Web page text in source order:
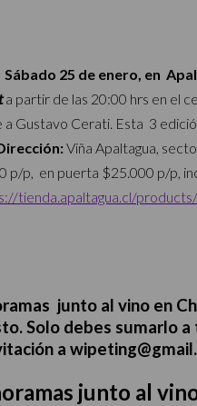
Sábado 25 de enero, en
a partir de las 20:00 hrs en el
Gustavo Cerati. Esta 3
Viña Apaltagua,
p/p, en puerta $25.000 p/p,
tienda.apaltagua.cl/
junto al vino en
Solo debes sumarlo
a
junto al